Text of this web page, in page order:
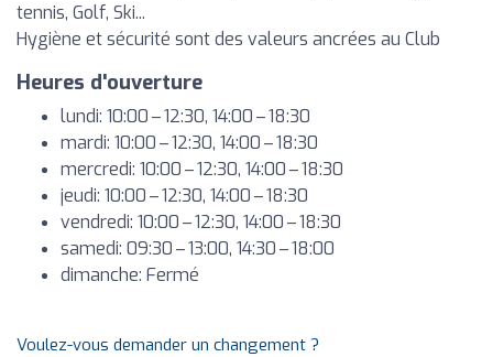
tennis, Golf, Ski...
Hygiène et sécurité sont des valeurs ancrées au Club
Heures d'ouverture
lundi: 10:00 – 12:30, 14:00 – 18:30
mardi: 10:00 – 12:30, 14:00 – 18:30
mercredi: 10:00 – 12:30, 14:00 – 18:30
jeudi: 10:00 – 12:30, 14:00 – 18:30
vendredi: 10:00 – 12:30, 14:00 – 18:30
samedi: 09:30 – 13:00, 14:30 – 18:00
dimanche: Fermé
Voulez-vous demander un changement ?